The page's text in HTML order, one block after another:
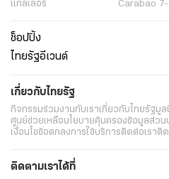
แกลเลอรี่
Carabao
ช็อปปิ้ง
ไทยรัฐอีเวนต์
เกี่ยวกับไทยรัฐ
กิจกรรมร่วมงานกับเราเกี่ยวกับไทยรัฐมูล
ศูนย์ช่วยเหลือนโยบายคุ้มครองข้อมูลส่วน
เงื่อนไขข้อตกลงการใช้บริการติดต่อเราติ
ติดตามเราได้ที่